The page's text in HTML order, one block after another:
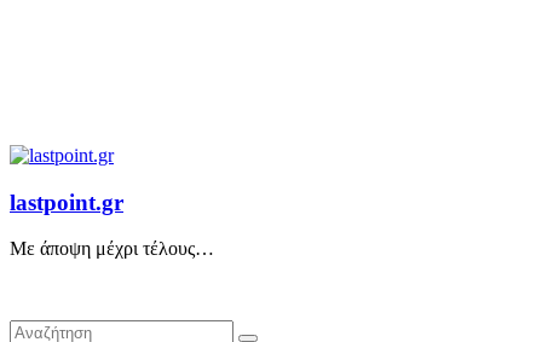
lastpoint.gr
Με άποψη μέχρι τέλους…